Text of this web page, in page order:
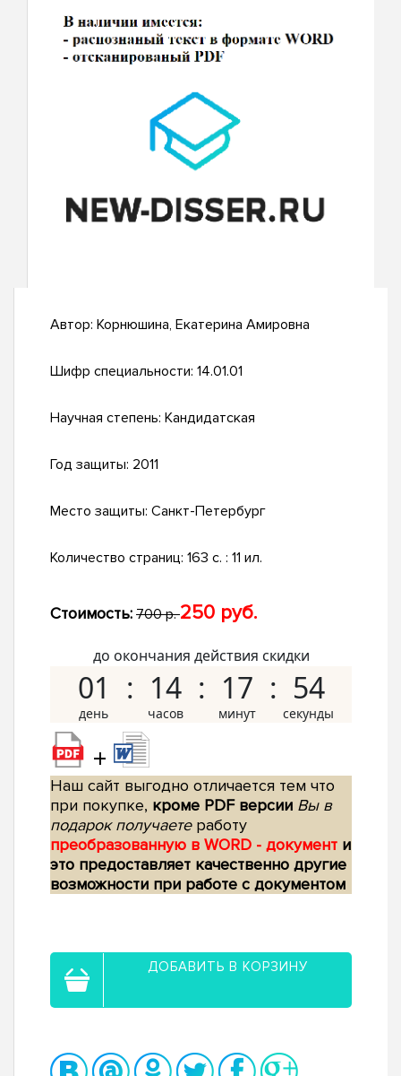
Автор: Корнюшина, Екатерина Амировна
Шифр специальности: 14.01.01
Научная степень: Кандидатская
Год защиты: 2011
Место защиты: Санкт-Петербург
Количество страниц: 163 с. : 11 ил.
Стоимость: 700 р.250 руб.
до окончания действия скидки
01 14 17 53
+
Наш сайт выгодно отличается тем что
при покупке, кроме PDF версии Вы в
подарок получаетеработу
преобразованную в WORD - документ и
это предоставляет качественно другие
возможности при работе с документом
ДОБАВИТЬ В КОРЗИНУ